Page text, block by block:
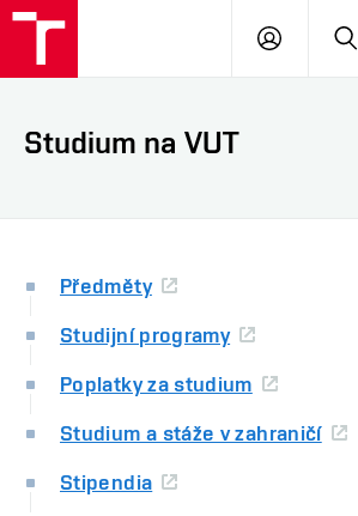
PŘIHLÁSIT
Studium na VUT
Předměty
Studijní programy
Poplatky za studium
Studium a stáže v zahraničí
Stipendia